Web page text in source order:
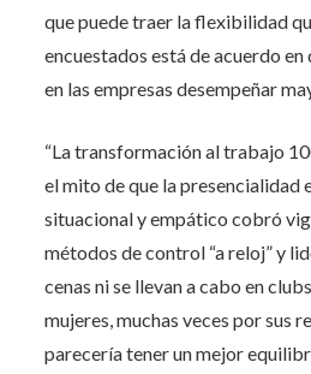
que puede traer la flexibilidad
encuestados está de acuerdo
en las empresas desempeñar
“La transformación al trabajo
el mito de que la presencialidad
situacional y empático cobró
métodos de control “a reloj” y
cenas ni se llevan a cabo en
mujeres, muchas veces por sus
parecería tener un mejor